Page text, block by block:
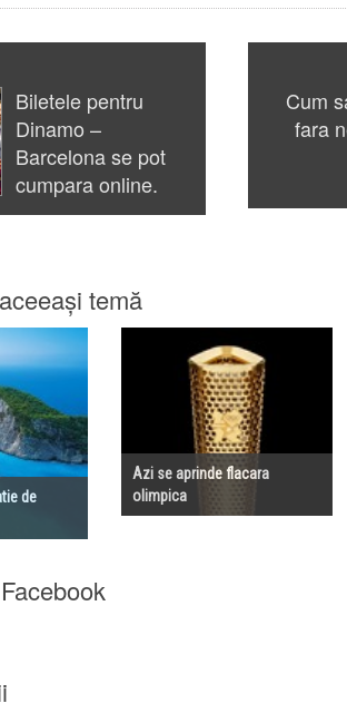
Biletele pentru
Dinamo –
Barcelona se pot
cumpara online.
Cum
fara
temă
de
Azi se aprinde flacara
olimpica